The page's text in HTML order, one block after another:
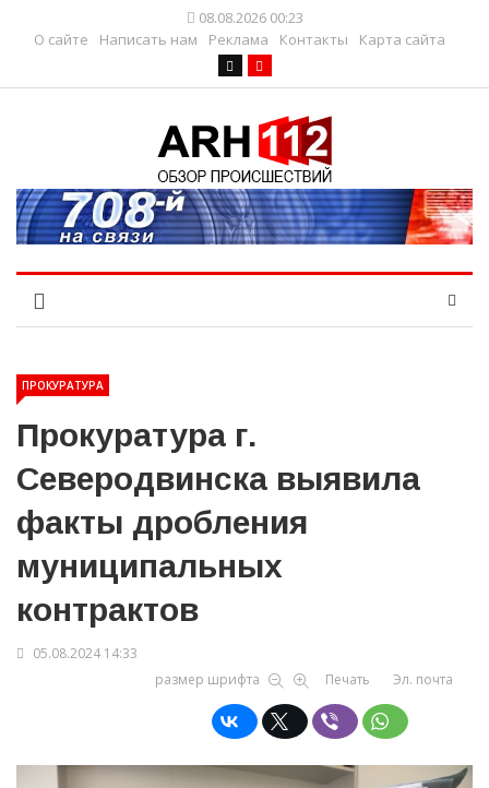
08.08.2026 00:23
О сайте
Написать нам Реклама Контакты Карта сайта
ПРОКУРАТУРА
Прокуратура г.
Северодвинска выявила
факты дробления
муниципальных
контрактов
05.08.2024 14:33
размер шрифта
Печать Эл. почта